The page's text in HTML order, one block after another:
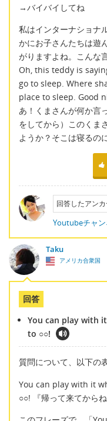
→バイバイしてね
私はインターナショナ
かにお子さんたちは遊
がりますよね。こんな
Oh, this teddy is
go to sleep. Where
place to sleep. Good
あ！くまさんが何か言
をしてから）このくま
ようか？そこは寝るの
回答したアン
Youtubeチャ
Taku
アメリカ合衆国
回答
You can play with
to ○○!
質問について、以下の
You can play with it
○○! 『帰って来てから